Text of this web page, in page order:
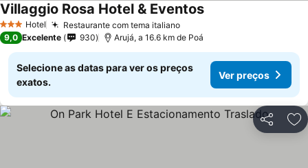
3 EstrelasHotel Restaurante com tema italiano
Villaggio Rosa Hotel & Eventos
9,0 Excelente 930 Arujá, a 16.6 km de Poá
Selecione as datas para ver os preços
exatos.
Ver preços
Partilhar